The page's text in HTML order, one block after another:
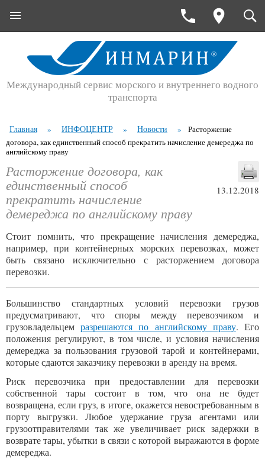
Международный сервис морского и внутреннего водного
транспорта
Главная » ИНФОЦЕНТР » Новости »
Расторжение
договора, как единственный способ прекратить начисление демереджа по
английскому праву
13.12.2018
Расторжение договора, как
единственный способ
прекратить начисление
демереджа по английскому праву
Стоит помнить, что прекращение начисления демереджа,
например, при контейнерных морских перевозках, может
быть связано исключительно с расторжением договора
перевозки.
Большинство стандартных условий перевозки грузов
предусматривают, что споры между перевозчиком и
грузовладельцемразрешаются по английскому праву. Его
положения регулируют, в том числе, и условия начисления
демереджа за пользования грузовой тарой и контейнерами,
которые сдаются заказчику перевозки в аренду на время.
Риск перевозчика при предоставлении для перевозки
собственной тары состоит в том, что она не будет
возвращена, если груз, в итоге, окажется невостребованным в
порту выгрузки. Любое удержание груза агентами или
грузоотправителями так же увеличивает риск задержки в
возврате тары, убытки в связи с которой выражаются в форме
демереджа.